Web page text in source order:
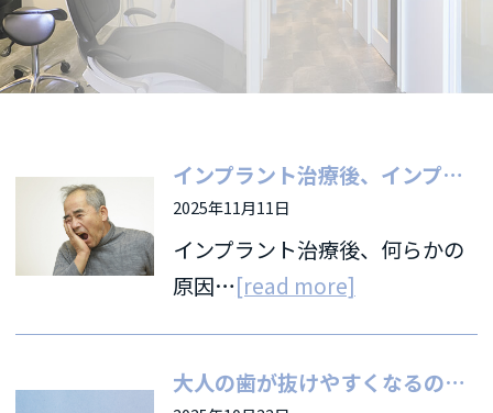
インプラント治療後、インプラントの人工歯・歯ぐきがしみる？ それ、隣の歯の「知覚過敏」かもしれません
2025年11月11日
インプラント治療後、何らかの
原因…[read more]
大人の歯が抜けやすくなるのは、何歳頃から？ むし歯より怖い「歯周病」のリスク